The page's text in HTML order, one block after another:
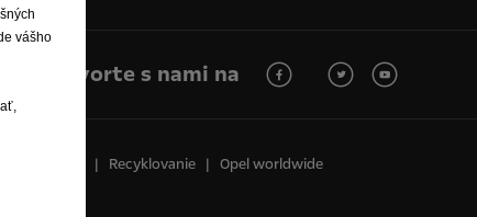
Hovorte s nami na
Recyklovanie
Opel worldwide
vášho